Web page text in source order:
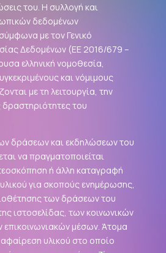
του. Η συλλογή και
δεδομένων
με τον Γενικό
Δεδομένων (ΕΕ 2016/679 –
ελληνική νομοθεσία,
και νόμιμους
με τη λειτουργία, την
δραστηριότητες του
δράσεων και εκδηλώσεων του
να πραγματοποιείται
ή άλλη καταγραφή
για σκοπούς ενημέρωσης,
των δράσεων του
ιστοσελίδας, των κοινωνικών
επικοινωνιακών μέσων. Άτομα
υλικού στο οποίο